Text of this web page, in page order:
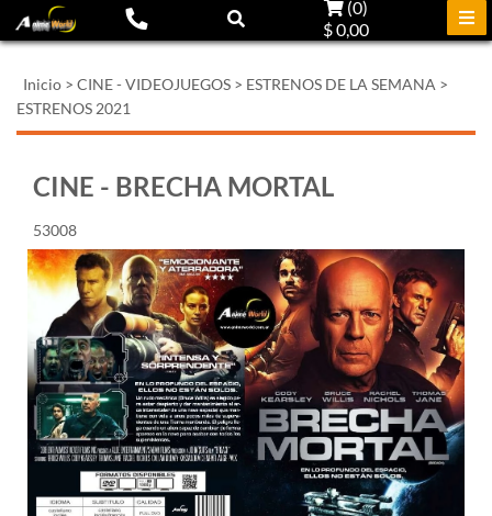
(0)
$ 0,00
Inicio > CINE - VIDEOJUEGOS > ESTRENOS DE LA SEMANA >
ESTRENOS 2021
CINE - BRECHA MORTAL
53008